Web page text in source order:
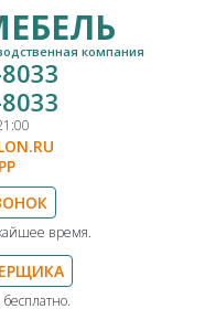
компания
время.